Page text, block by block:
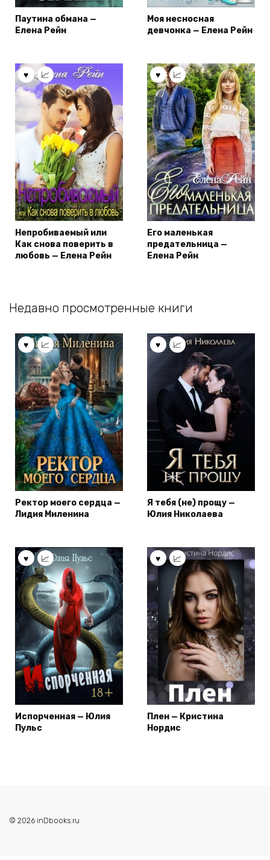
Паутина обмана —
Елена Рейн
Моя несносная
девчонка — Елена Рейн
Непробиваемый или
Как снова поверить в
любовь — Елена Рейн
Его маленькая
предательница —
Елена Рейн
Недавно просмотренные книги
Ректор моего сердца —
Лидия Миленина
Я тебя (не) прощу —
Юлия Николаева
Испорченная — Юлия
Пульс
Плен — Кристина
Нордис
© 2026 inDbooks.ru